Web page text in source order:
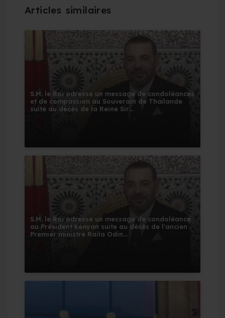
S.M. le Roi adresse un message de condoléances
et de compassion au Souverain de Thaïlande
suite au décès de la Reine Sir...
S.M. le Roi adresse un message de condoléance
au Président kényan suite au décès de l'ancien
Premier ministre Raila Odin...